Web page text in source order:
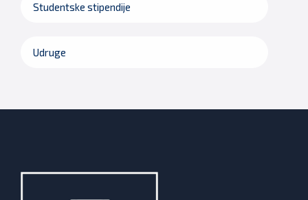
Studentske stipendije
Udruge